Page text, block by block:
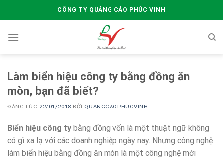
to
CÔNG TY QUẢNG CÁO PHÚC VINH
Làm biển hiệu công ty bằng đồng ăn
mòn, bạn đã biết?
ĐĂNG LÚC 22/01/2018 BỞI QUANGCAOPHUCVINH
Biển hiệu công ty bằng đồng vốn là một thuật ngữ không
có gì xa lạ với các doanh nghiệp ngày nay. Nhưng công nghệ
làm biển hiệu bằng đồng ăn mòn là một công nghệ mới